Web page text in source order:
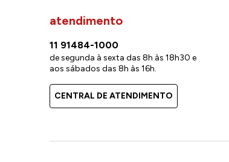
atendimento
11 91484-1000
de segunda à sexta das 8h às 18h30 e
aos sábados das 8h às 16h.
CENTRAL DE ATENDIMENTO